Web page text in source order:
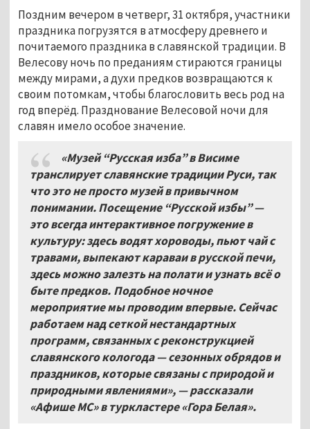
Поздним вечером в четверг, 31 октября, участники
праздника погрузятся в атмосферу древнего и
почитаемого праздника в славянской традиции. В
Велесову ночь по преданиям стираются границы
между мирами, а духи предков возвращаются к
своим потомкам, чтобы благословить весь род на
год вперёд. Празднование Велесовой ночи для
славян имело особое значение.
«Музей “Русская изба” в Висиме
транслирует славянские традиции Руси, так
что это не просто музей в привычном
понимании. Посещение “Русской избы” —
это всегда интерактивное погружение в
культуру: здесь водят хороводы, пьют чай с
травами, выпекают караваи в русской печи,
здесь можно залезть на полати и узнать всё о
быте предков. Подобное ночное
мероприятие мы проводим впервые. Сейчас
работаем над сеткой нестандартных
программ, связанных с реконструкцией
славянского кологода — сезонных обрядов и
праздников, которые связаны с природой и
природными явлениями», — рассказали
«Афише МС» в туркластере «Гора Белая».